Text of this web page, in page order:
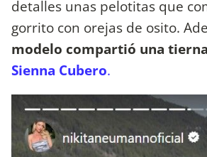
detalles unas pelotitas que
gorrito con orejas de osito.
modelo compartió una
Sienna Cubero.